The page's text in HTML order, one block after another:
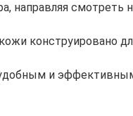
направляя смотреть
конструировано
удобным и